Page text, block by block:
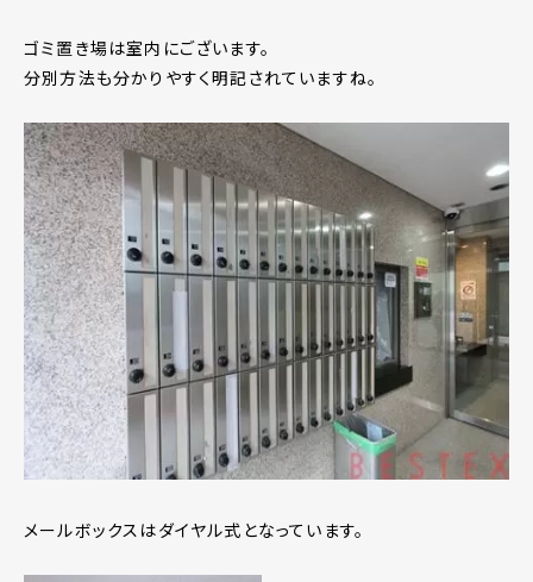
ゴミ置き場は室内にございます。
分別方法も分かりやすく明記されていますね。
メールボックスはダイヤル式となっています。